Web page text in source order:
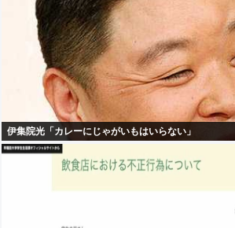
伊集院光「カレーにじゃがいもはいらない」